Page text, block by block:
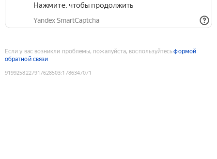
Нажмите, чтобы продолжить
Yandex SmartCaptcha
Если у вас возникли проблемы, пожалуйста, воспользуйтесьформой
обратной связи
9199258227917628503:1786347071